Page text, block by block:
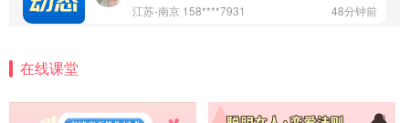
江苏-南京 158****7931
48分钟前
情感方案
在线课堂